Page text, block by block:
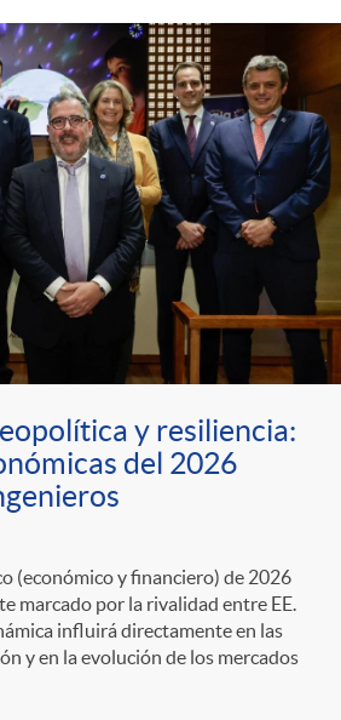
y resiliencia:
del 2026
(económico y financiero) de 2026
marcado por la rivalidad entre EE.
influirá directamente en las
y en la evolución de los mercados